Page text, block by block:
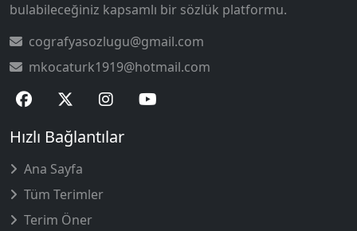
bulabileceğiniz kapsamlı bir sözlük platformu.
cografyasozlugu@gmail.com
mkocaturk1919@hotmail.com
Hızlı Bağlantılar
Ana Sayfa
Tüm Terimler
Terim Öner